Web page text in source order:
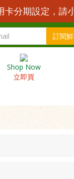
分期設定，請
訂閱
Shop Now
立即買